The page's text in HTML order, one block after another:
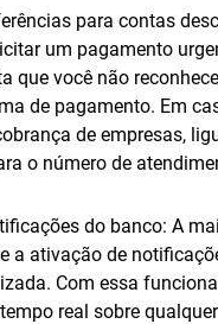
para contas
um pagamento
que você não
de pagamento. Em
de empresas,
o número de
do banco: A
a ativação de
Com essa
real sobre